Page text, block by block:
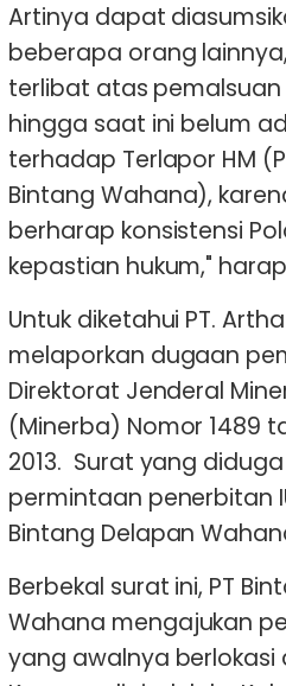
Artinya dapat
beberapa orang
terlibat atas pemalsuan
hingga saat ini belum
terhadap Terlapor HM
Bintang Wahana),
berharap konsistensi
kepastian hukum,"
Untuk diketahui PT.
melaporkan dugaan
Direktorat Jenderal
(Minerba) Nomor 1489
2013. Surat yang
permintaan penerbitan
Bintang Delapan
Berbekal surat ini, PT
Wahana mengajukan
yang awalnya berlokasi